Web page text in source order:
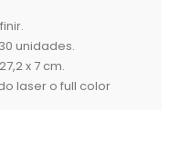
unidades.
x 7 cm.
laser o full color